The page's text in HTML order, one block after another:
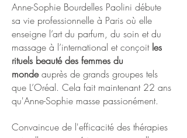
Anne-Sophie Bourdelles Paolini débute
sa vie professionnelle à Paris où elle
enseigne l’art du parfum, du soin et du
massage à l’international et conçoit les
rituels beauté des femmes du
mondeauprès de grands groupes tels
que L’Oréal. Cela fait maintenant 22 ans
qu'Anne-Sophie masse passionément.
Convaincue de l'efficacité des thérapies